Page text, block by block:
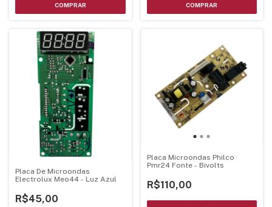
Placa De Microondas
Electrolux Meo44 - Luz Azul
R$45,00
Placa Microondas Philco
Pmr24 Fonte - Bivolts
R$110,00